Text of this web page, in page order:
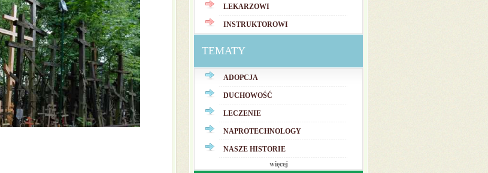
LEKARZOWI
INSTRUKTOROWI
TEMATY
ADOPCJA
DUCHOWOŚĆ
LECZENIE
NAPROTECHNOLOGY
NASZE HISTORIE
więcej